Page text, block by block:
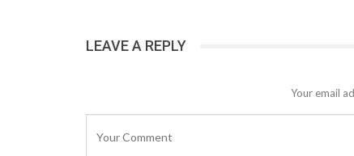
LEAVE A REPLY
Your email